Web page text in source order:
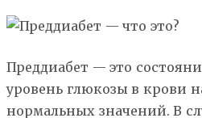
Преддиабет — это
уровень глюкозы в крови
нормальных значений. В